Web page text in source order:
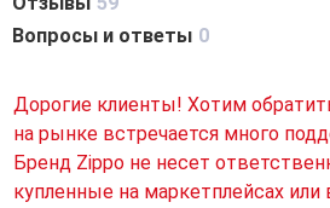
Вопросы и ответы 0
Дорогие клиенты! Хотим
на рынке встречается много
Бренд Zippo не несет
купленные на маркетплейсах